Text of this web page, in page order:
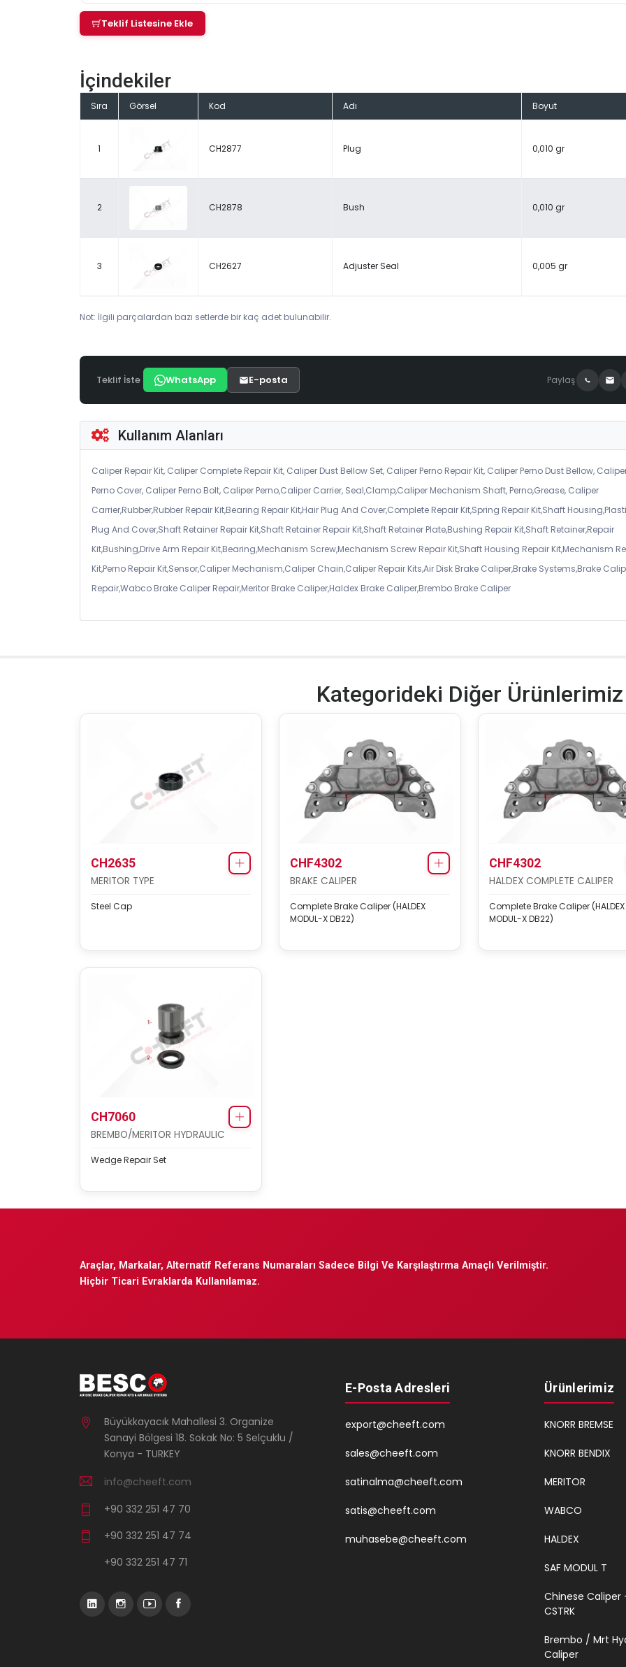
Teklif Listesine Ekle
İçindekiler
Sıra Görsel Kod Adı Boyut
1 CH2877 Plug 0,010 gr
2 CH2878 Bush 0,010 gr
3 CH2627 Adjuster Seal 0,005 gr
Not: İlgili parçalardan bazı setlerde bir kaç adet bulunabilir.
Teklif İste WhatsApp E-posta Paylaş
Kullanım Alanları
Caliper Repair Kit, Caliper Complete Repair Kit, Caliper Dust Bellow Set, Caliper Perno Repair Kit, Caliper Perno Dust Bellow,
Perno Cover, Caliper Perno Bolt, Caliper Perno,Caliper Carrier, Seal,Clamp,Caliper Mechanism Shaft, Perno,Grease, Caliper
Carrier,Rubber,Rubber Repair Kit,Bearing Repair Kit,Hair Plug And Cover,Complete Repair Kit,Spring Repair Kit,Shaft
Plug And Cover,Shaft Retainer Repair Kit,Shaft Retainer Repair Kit,Shaft Retainer Plate,Bushing Repair Kit,Shaft Retainer,Repair
Kit,Bushing,Drive Arm Repair Kit,Bearing,Mechanism Screw,Mechanism Screw Repair Kit,Shaft Housing Repair Kit,Mechanism
Kit,Perno Repair Kit,Sensor,Caliper Mechanism,Caliper Chain,Caliper Repair Kits,Air Disk Brake Caliper,Brake Systems,Brake
Repair,Wabco Brake Caliper Repair,Meritor Brake Caliper,Haldex Brake Caliper,Brembo Brake Caliper
Kategorideki Diğer Ürünlerimiz
CH2635
MERITOR TYPE
Steel Cap
CHF4302
BRAKE CALIPER
Complete Brake Caliper (HALDEX
MODUL-X DB22)
CHF4302
HALDEX COMPLETE CALIPER
Complete Brake Caliper (HALDEX
MODUL-X DB22)
CH7060
BREMBO/MERITOR HYDRAULIC
Wedge Repair Set
Araçlar, Markalar, Alternatif Referans Numaraları Sadece Bilgi Ve Karşılaştırma Amaçlı Verilmiştir.
Hiçbir Ticari Evraklarda Kullanılamaz.
Büyükkayacık Mahallesi 3. Organize
Sanayi Bölgesi 18. Sokak No: 5 Selçuklu /
Konya - TURKEY
info@cheeft.com
+90 332 251 47 70
+90 332 251 47 74
+90 332 251 47 71
E-Posta Adresleri
export@cheeft.com
sales@cheeft.com
satinalma@cheeft.com
satis@cheeft.com
muhasebe@cheeft.com
Ürünlerimiz
KNORR BREMSE
KNORR BENDIX
MERITOR
WABCO
HALDEX
SAF MODUL T
Chinese Caliper
CSTRK
Brembo / Mrt
Caliper